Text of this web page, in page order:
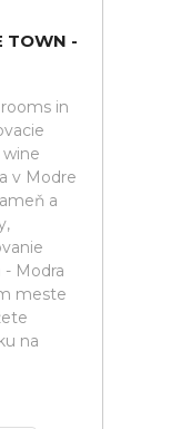
TOWN -
in
v Modre
a
Modra
meste
na